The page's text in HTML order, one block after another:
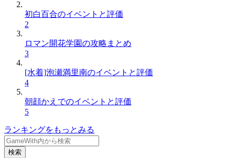
初白百合のイベントと評価
2
ロマン開花学園の攻略まとめ
3
[水着]泡瀬満里南のイベントと評価
4
朝顔かえでのイベントと評価
5
ランキングをもっとみる
検索